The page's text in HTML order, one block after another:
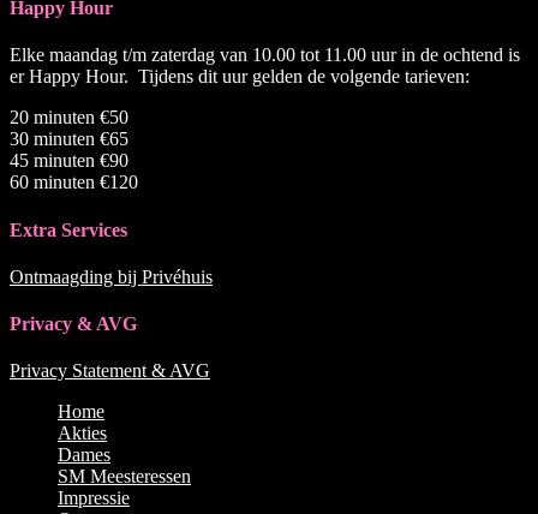
Happy Hour
Elke maandag t/m zaterdag van 10.00 tot 11.00 uur in de ochtend is
er Happy Hour. Tijdens dit uur gelden de volgende tarieven:
20 minuten €50
30 minuten €65
45 minuten €90
60 minuten €120
Extra Services
Ontmaagding bij Privéhuis
Privacy & AVG
Privacy Statement & AVG
scrollen
Home
Akties
Dames
SM Meesteressen
Impressie